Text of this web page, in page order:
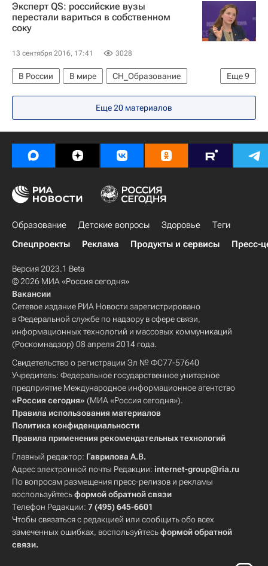
Эксперт QS: российские вузы
перестали вариться в собственном
соку
13 сентября 2016, 17:41 3028
Еще9
В России В мире
СН_Образование
Общество
Образование - Общество
Эдуард Галажинский
Алевтина Черникова
Михаил Стриханов
Quacquarelli Symonds
Образование
Рейтинг вузов
Еще 20 материалов
Образование Детские вопросы Здоровье
Теги
Спецпроекты
Реклама Продукты и сервисы Пресс-
Версия 2023.1 Beta
© 2026 МИА «Россия сегодня»
Вакансии
Сетевое издание РИА Новости зарегистрировано
в Федеральной службе по надзору в сфере связи,
информационных технологий и массовых коммуникаций
(Роскомнадзор) 08 апреля 2014 года.
Свидетельство о регистрации Эл № ФС77-57640
Учредитель: Федеральное государственное унитарное
предприятие Международное информационное агентство
«Россия сегодня» (МИА «Россия сегодня»).
Правила использования материалов
Политика конфиденциальности
Правила применения рекомендательных технологий
Главный редактор: Гаврилова А.В.
Адрес электронной почты Редакции: internet-group@ria.ru
По вопросам размещения пресс-релизов и рекламы
воспользуйтесьформой обратной связи
Телефон Редакции: 7 (495) 645-6601
Чтобы связаться с редакцией или сообщить обо всех
замеченных ошибках, воспользуйтесьформой обратной
связи.